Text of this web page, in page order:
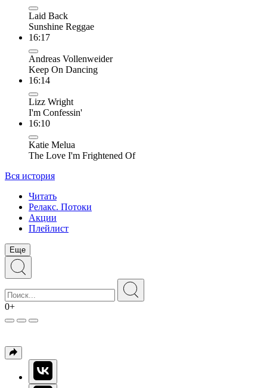
Laid Back
Sunshine Reggae
16:17
Andreas Vollenweider
Keep On Dancing
16:14
Lizz Wright
I'm Confessin'
16:10
Katie Melua
The Love I'm Frightened Of
Вся история
Читать
Релакс. Потоки
Акции
Плейлист
Еще
0+